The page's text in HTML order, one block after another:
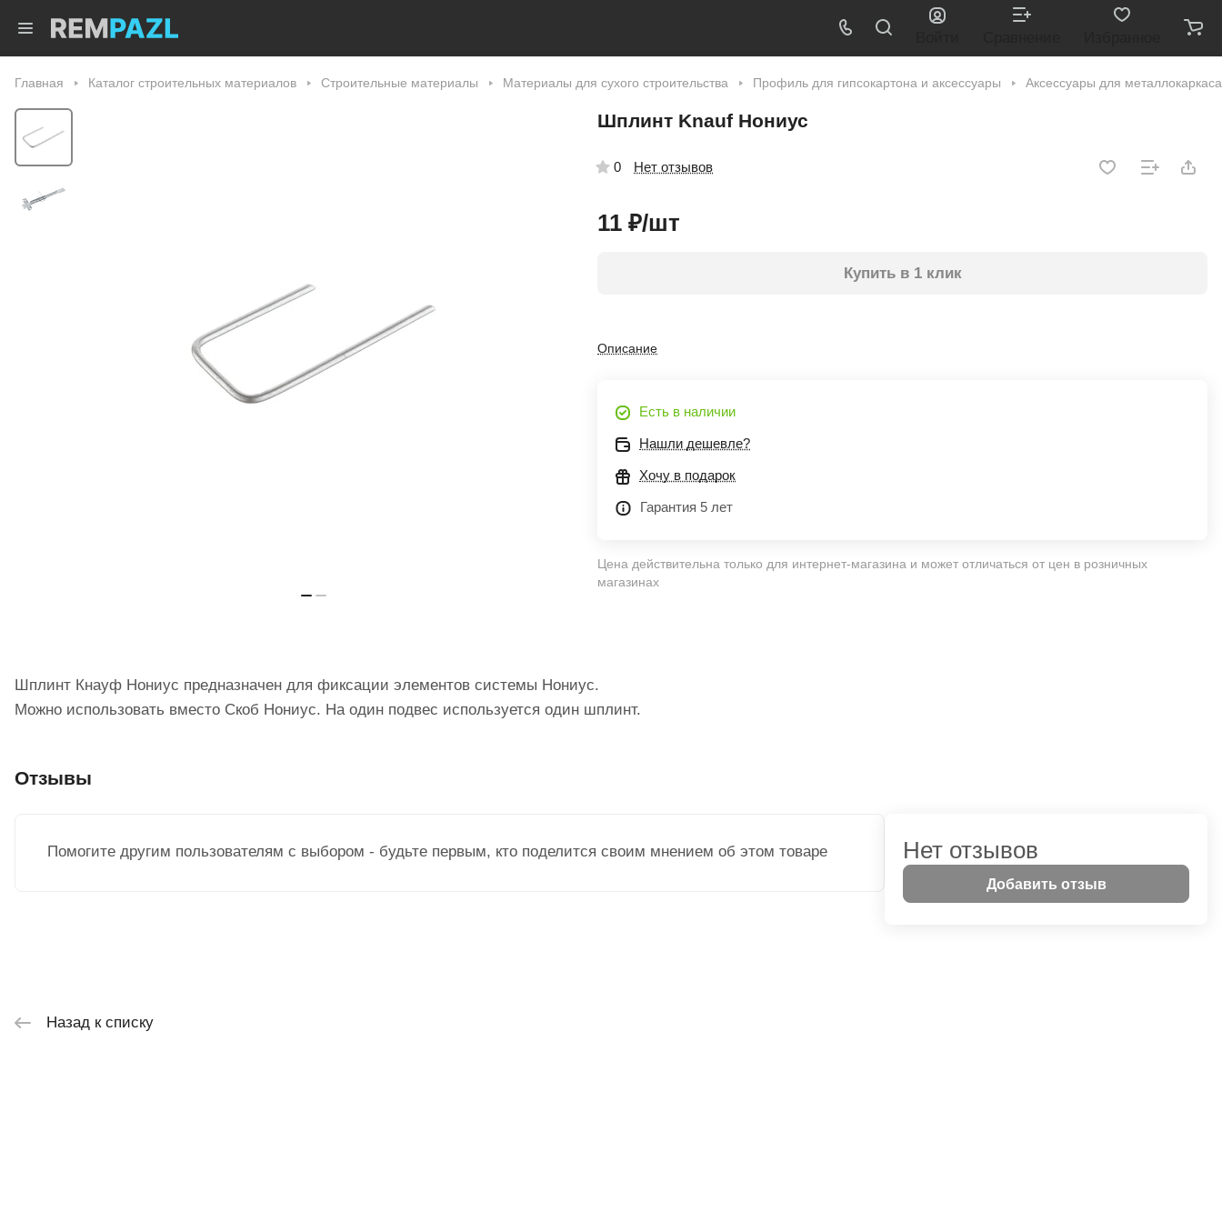
Главная Каталог строительных материалов Строительные материалы Материалы для сухого строительства Профиль для гипсокартона и аксессуары Аксессуары для металлокаркаса
Шплинт Knauf Нониус
0 Нет отзывов
11 ₽/шт
Купить в 1 клик
Описание
Есть в наличии
Нашли дешевле?
Хочу в подарок
Гарантия 5 лет
Цена действительна только для интернет-магазина и может отличаться от цен в розничных
магазинах
Шплинт Кнауф Нониус предназначен для фиксации элементов системы Нониус.
Можно использовать вместо Скоб Нониус. На один подвес используется один шплинт.
Отзывы
Помогите другим пользователям с выбором - будьте первым, кто поделится своим мнением об этом товаре Нет отзывов
Добавить отзыв
Назад к списку